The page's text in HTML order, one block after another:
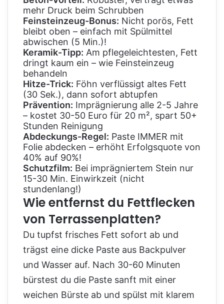
mehr Druck beim Schrubben
Feinsteinzeug-Bonus: Nicht porös, Fett
bleibt oben – einfach mit Spülmittel
abwischen (5 Min.)!
Keramik-Tipp: Am pflegeleichtesten, Fett
dringt kaum ein – wie Feinsteinzeug
behandeln
Hitze-Trick: Föhn verflüssigt altes Fett
(30 Sek.), dann sofort abtupfen
Prävention: Imprägnierung alle 2-5 Jahre
– kostet 30-50 Euro für 20 m², spart 50+
Stunden Reinigung
Abdeckungs-Regel: Paste IMMER mit
Folie abdecken – erhöht Erfolgsquote von
40% auf 90%!
Schutzfilm: Bei imprägniertem Stein nur
15-30 Min. Einwirkzeit (nicht
stundenlang!)
Wie entfernst du Fettflecken
von Terrassenplatten?
Du tupfst frisches Fett sofort ab und
trägst eine dicke Paste aus Backpulver
und Wasser auf. Nach 30-60 Minuten
bürstest du die Paste sanft mit einer
weichen Bürste ab und spülst mit klarem